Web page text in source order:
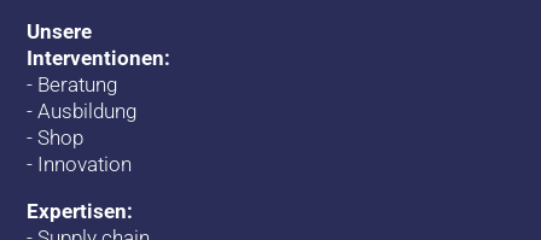
Unsere
Interventionen:
- Beratung
-Ausbildung
-Shop
- Innovation
Expertisen: